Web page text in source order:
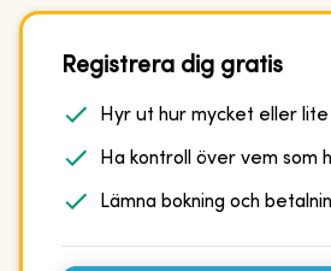
Registrera dig gratis
Hyr ut hur mycket eller lite
Ha kontroll över vem som
Lämna bokning och